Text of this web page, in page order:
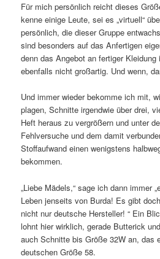
Für mich persönlich reicht dieses
kenne einige Leute, sei es „virtuell“
persönlich, die dieser Gruppe
sind besonders auf das Anfertigen
denn das Angebot an fertiger
ebenfalls nicht großartig. Und wenn,
Und immer wieder bekomme ich mit,
plagen, Schnitte irgendwie über drei,
Heft heraus zu vergrößern und unter
Fehlversuche und dem damit
Stoffaufwand einen wenigstens
bekommen.
„Liebe Mädels,“ sage ich dann immer
Leben jenseits von Burda! Es gibt
nicht nur deutsche Hersteller! “ Ein
lohnt hier wirklich, gerade Butterick
auch Schnitte bis Größe 32W an, das
deutschen Größe 58.